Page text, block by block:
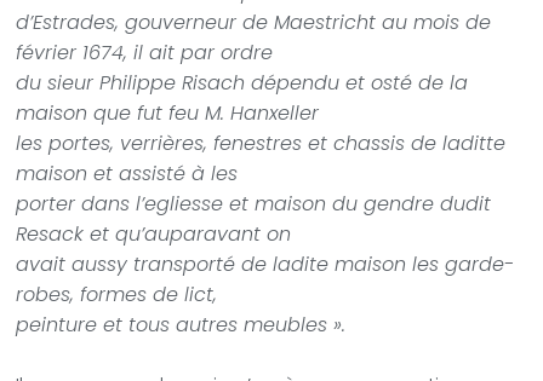
d’Estrades, gouverneur de Maestricht au mois de
février 1674, il ait par ordre
du sieur Philippe Risach dépendu et osté de la
maison que fut feu M. Hanxeller
les portes, verrières, fenestres et chassis de laditte
maison et assisté à les
porter dans l’egliesse et maison du gendre dudit
Resack et qu’auparavant on
avait aussy transporté de ladite maison les garde-
robes, formes de lict,
peinture et tous autres meubles ».